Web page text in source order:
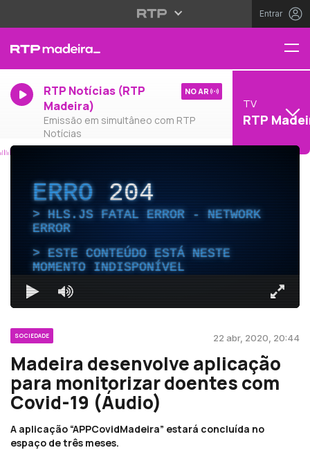
Entrar
RTP Notícias (RTP
Madeira)
Emissão em simultâneo com RTP
Notícias
NO AR
TV
RTP
ERRO204
HLS.JS FATAL ERROR - NETWORK
ERROR
ESTE CONTEÚDO ESTÁ NESTE
MOMENTO INDISPONÍVEL
SOCIEDADE 22 abr, 2020, 20:44
Madeira desenvolve aplicação
para monitorizar doentes com
Covid-19 (Áudio)
A aplicação “APPCovidMadeira” estará concluída no
espaço de três meses.